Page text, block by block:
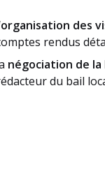
organisation des
rendus
négociation de
du bail